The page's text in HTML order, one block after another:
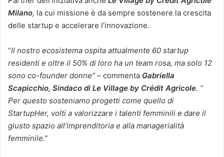
Milano, la cui missione è da sempre sostenere la crescita
delle startup e accelerare l’innovazione.
“Il nostro ecosistema ospita attualmente 60 startup
residenti e oltre il 50% di loro ha un team rosa, ma solo 12
sono co-founder donne” – commenta Gabriella
Scapicchio, Sindaco di Le Village by Crédit Agricole. “
Per questo sosteniamo progetti come quello di
StartupHer, volti a valorizzare i talenti femminili e dare il
giusto spazio all’imprenditoria e alla managerialità
femminile.”